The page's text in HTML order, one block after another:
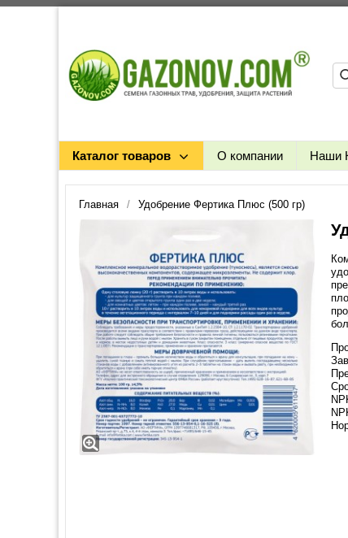
Каталог товаров О компании Наши
Главная Удобрение Фертика Плюс (500 гр)